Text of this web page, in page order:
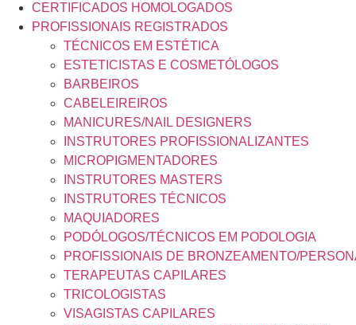
CERTIFICADOS HOMOLOGADOS
PROFISSIONAIS REGISTRADOS
TÉCNICOS EM ESTÉTICA
ESTETICISTAS E COSMETÓLOGOS
BARBEIROS
CABELEIREIROS
MANICURES/NAIL DESIGNERS
INSTRUTORES PROFISSIONALIZANTES
MICROPIGMENTADORES
INSTRUTORES MASTERS
INSTRUTORES TÉCNICOS
MAQUIADORES
PODÓLOGOS/TÉCNICOS EM PODOLOGIA
PROFISSIONAIS DE BRONZEAMENTO/
TERAPEUTAS CAPILARES
TRICOLOGISTAS
VISAGISTAS CAPILARES